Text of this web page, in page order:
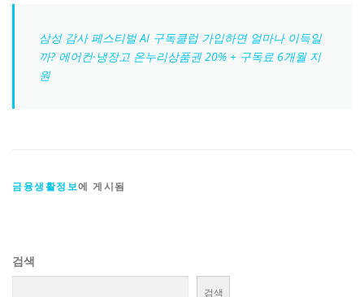
삼성 감사 페스티벌 AI 구독클럽 가입하면 얼마나 이득일
까? 에어컨·냉장고 온누리상품권 20% + 구독료 6개월 지
원
금융생활정보에 게시됨
검색
검색